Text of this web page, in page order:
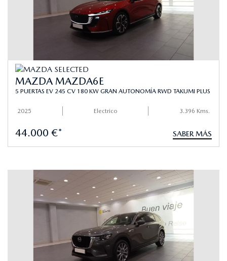
MAZDA MAZDA6E
5 PUERTAS EV 245 CV 180 KW GRAN AUTONOMÍA RWD TAKUMI PLUS
2025 Electrico 3.396 Kms.
44.000 €* SABER MÁS